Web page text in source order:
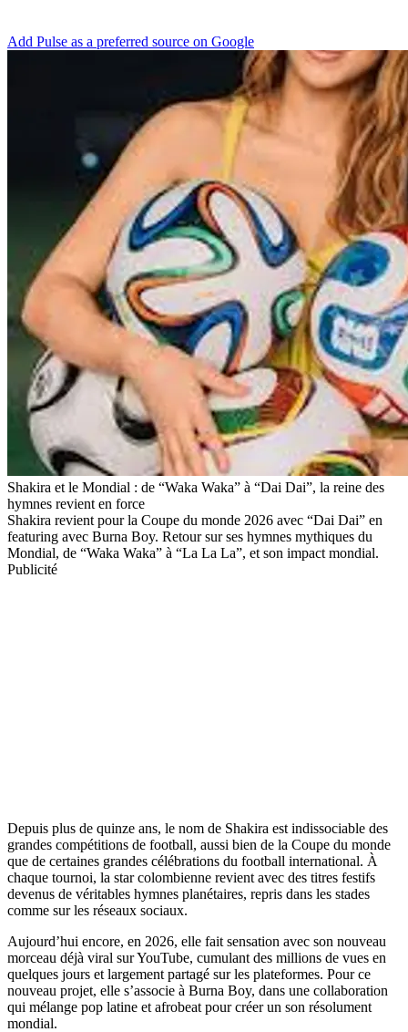
Add Pulse as a preferred source on Google
Shakira et le Mondial : de “Waka Waka” à “Dai Dai”, la reine des
hymnes revient en force
Shakira revient pour la Coupe du monde 2026 avec “Dai Dai” en
featuring avec Burna Boy. Retour sur ses hymnes mythiques du
Mondial, de “Waka Waka” à “La La La”, et son impact mondial.
Publicité
Depuis plus de quinze ans, le nom de Shakira est indissociable des
grandes compétitions de football, aussi bien de la Coupe du monde
que de certaines grandes célébrations du football international. À
chaque tournoi, la star colombienne revient avec des titres festifs
devenus de véritables hymnes planétaires, repris dans les stades
comme sur les réseaux sociaux.
Aujourd’hui encore, en 2026, elle fait sensation avec son nouveau
morceau déjà viral sur YouTube, cumulant des millions de vues en
quelques jours et largement partagé sur les plateformes. Pour ce
nouveau projet, elle s’associe à Burna Boy, dans une collaboration
qui mélange pop latine et afrobeat pour créer un son résolument
mondial.